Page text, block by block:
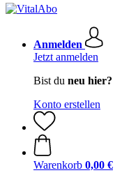
Anmelden
Jetzt anmelden
Bist du neu hier?
Konto erstellen
Warenkorb 0,00 €